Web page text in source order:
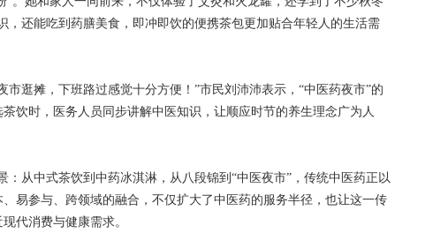
，还能吃到药膳美食，即冲即饮的便携茶包更加贴合年轻人的生活需
逛摊，下班路过感觉十分方便！”市民刘沛沛表示，“中医药夜市”的
饮时，医务人员同步讲解中医知识，让顺应时节的养生理念广为人
从中式茶饮到中药冰淇淋，从八段锦到“中医夜市”，传统中医药正以
易参与、跨领域的融合，不仅扩大了中医药的服务半径，也让这一传
代消费与健康需求。